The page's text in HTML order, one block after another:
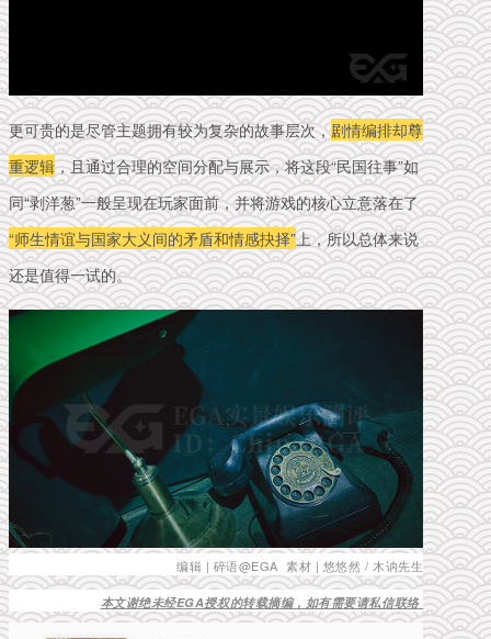
更可贵的是尽管主题拥有较为复杂的故事层次，剧情编排却尊
重逻辑，且通过合理的空间分配与展示，将这段“民国往事”如
同“剥洋葱”一般呈现在玩家面前，并将游戏的核心立意落在了
“师生情谊与国家大义间的矛盾和情感抉择”上，所以总体来说
还是值得一试的。
编辑 | 碎语@EGA素材 | 悠悠然 / 木讷先生
本文谢绝未经EGA授权的转载摘编，如有需要请私信联络